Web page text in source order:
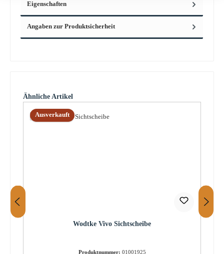
Eigenschaften
Angaben zur Produktsicherheit
Produktgalerie überspringen
Ähnliche Artikel
Ausverkauft
Wodtke Vivo Sichtscheibe
Produktnummer: 01001925